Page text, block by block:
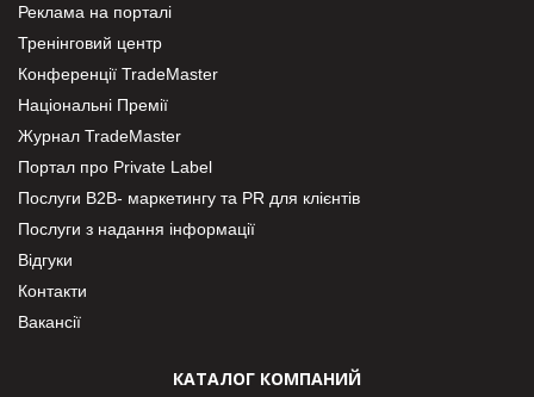
Реклама на порталі
Тренінговий центр
Конференції TradeMaster
Національні Премії
Журнал TradeMaster
Портал про Private Label
Послуги В2В- маркетингу та PR для клієнтів
Послуги з надання інформації
Відгуки
Контакти
Вакансії
КАТАЛОГ КОМПАНИЙ